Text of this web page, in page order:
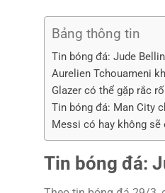
Bảng thông tin
Tin bóng đá: Jude
Aurelien Tchouameni
Glazer có thể gặp rắc
Tin bóng đá: Man City
Messi có hay không sẽ
Tin bóng đá: